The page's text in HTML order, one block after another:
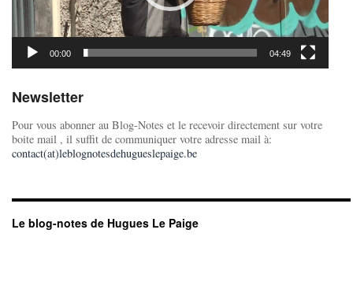
00:00 04:49
Newsletter
Pour vous abonner au Blog-Notes et le recevoir directement sur votre
boite mail , il suffit de communiquer votre adresse mail à:
contact(at)leblognotesdehugueslepaige.be
Le blog-notes de Hugues Le Paige